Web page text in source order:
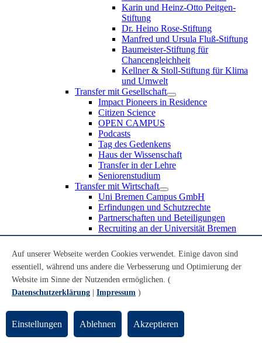
Karin und Heinz-Otto Peitgen-
Stiftung
Dr. Heino Rose-Stiftung
Manfred und Ursula Fluß-Stiftung
Baumeister-Stiftung für
Chancengleichheit
Kellner & Stoll-Stiftung für Klima
und Umwelt
Transfer mit Gesellschaft
Impact Pioneers in Residence
Citizen Science
OPEN CAMPUS
Podcasts
Tag des Gedenkens
Haus der Wissenschaft
Transfer in der Lehre
Seniorenstudium
Transfer mit Wirtschaft
Uni Bremen Campus GmbH
Erfindungen und Schutzrechte
Partnerschaften und Beteiligungen
Recruiting an der Universität Bremen
Weiterbildung an der Universität Bremen
Transfer mit Schule
Schülerinnen und Schüler
MINT-Schnupperstudium
Schulklassen
Lehrkräfte
UniTransfer - Servicestelle für Transferaktivitäten
Transfermagazin der Universität Bremen
Auf unserer Webseite werden Cookies verwendet. Einige davon sind
essentiell, während uns andere die Verbesserung und Optimierung der
Website im Sinne der Nutzenden ermöglichen. (
Datenschutzerklärung
Impressum )
Einstellungen Ablehnen Akzeptieren